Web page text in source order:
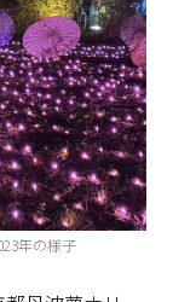
年の様子